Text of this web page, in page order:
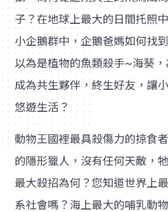
子？在地球上最大的日間托照
小企鵝群中，企鵝爸媽如何找
以為是植物的魚類殺手~海葵
成為共生夥伴，終生好友，讓
悠遊生活？
動物王國裡最具殺傷力的掠食
的隱形獵人，沒有任何天敵，
最大殺招為何？您知道世界上
系社會嗎？海上最大的哺乳動